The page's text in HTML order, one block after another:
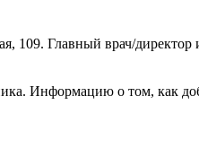
109. Главный врач/
Информацию о том, как